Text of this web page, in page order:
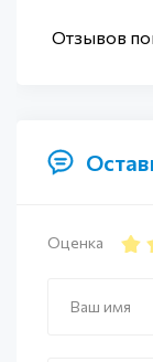
Отзывов
Оценка